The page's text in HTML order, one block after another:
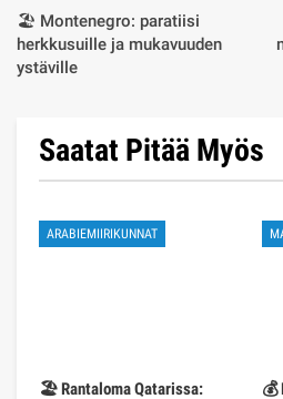
🏖️ Montenegro: paratiisi
herkkusuille ja mukavuuden
ystäville
Saatat Pitää Myös
ARABIEMIIRIKUNNAT
🏖️ Rantaloma Qatarissa: 💰